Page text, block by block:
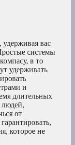
удерживая вас
системы
в то
удерживать
и
длительных
людей,
от
которое не